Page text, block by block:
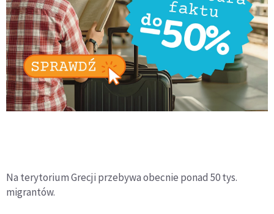
Na terytorium Grecji przebywa obecnie ponad 50 tys.
migrantów.